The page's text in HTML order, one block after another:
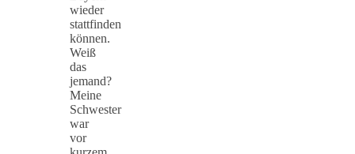
wieder
stattfinden
können.
Weiß
das
jemand?
Meine
Schwester
war
vor